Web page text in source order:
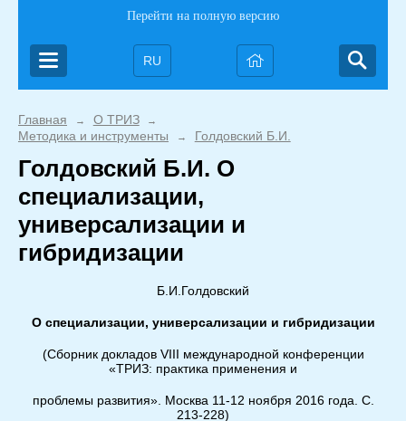
Перейти на полную версию
RU
Главная → О ТРИЗ →
Методика и инструменты → Голдовский Б.И.
Голдовский Б.И. О
специализации,
универсализации и
гибридизации
Б.И.Голдовский
О специализации, универсализации и гибридизации
(Сборник докладов VIII международной конференции
«ТРИЗ: практика применения и
проблемы развития». Москва 11-12 ноября 2016 года. С.
213-228)